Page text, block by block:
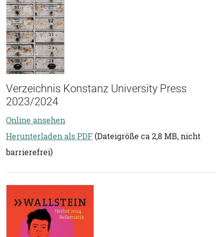
Verzeichnis Konstanz University Press
2023/2024
Online ansehen
Herunterladen als PDF (Dateigröße ca 2,8 MB, nicht
barrierefrei)